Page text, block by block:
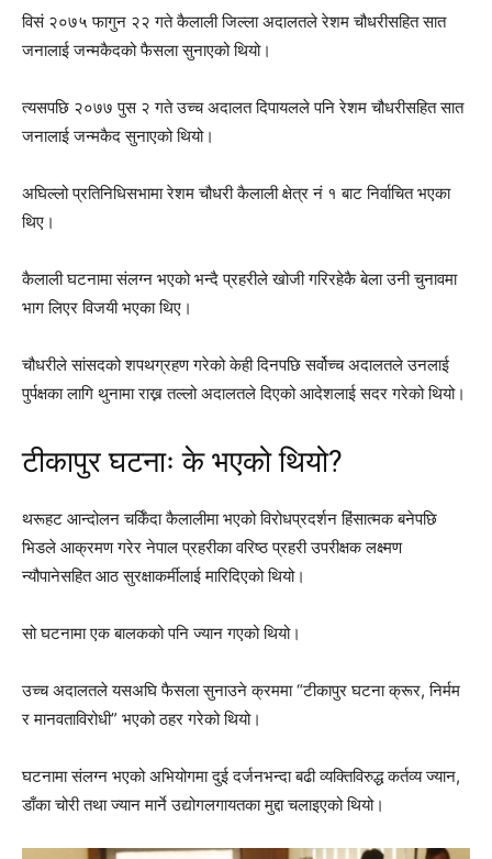
विसं २०७५ फागुन २२ गते कैलाली जिल्ला अदालतले रेशम चौधरीसहित सात
जनालाई जन्मकैदको फैसला सुनाएको थियो।
त्यसपछि २०७७ पुस २ गते उच्च अदालत दिपायलले पनि रेशम चौधरीसहित सात
जनालाई जन्मकैद सुनाएको थियो।
अघिल्लो प्रतिनिधिसभामा रेशम चौधरी कैलाली क्षेत्र नं १ बाट निर्वाचित भएका
थिए।
कैलाली घटनामा संलग्न भएको भन्दै प्रहरीले खोजी गरिरहेकै बेला उनी चुनावमा
भाग लिएर विजयी भएका थिए।
चौधरीले सांसदको शपथग्रहण गरेको केही दिनपछि सर्वोच्च अदालतले उनलाई
पुर्पक्षका लागि थुनामा राख्न तल्लो अदालतले दिएको आदेशलाई सदर गरेको थियो।
टीकापुर घटनाः के भएको थियो?
थरूहट आन्दोलन चर्किँदा कैलालीमा भएको विरोधप्रदर्शन हिंसात्मक बनेपछि
भिडले आक्रमण गरेर नेपाल प्रहरीका वरिष्ठ प्रहरी उपरीक्षक लक्ष्मण
न्यौपानेसहित आठ सुरक्षाकर्मीलाई मारिदिएको थियो।
सो घटनामा एक बालकको पनि ज्यान गएको थियो।
उच्च अदालतले यसअघि फैसला सुनाउने क्रममा “टीकापुर घटना क्रूर, निर्मम
र मानवताविरोधी” भएको ठहर गरेको थियो।
घटनामा संलग्न भएको अभियोगमा दुई दर्जनभन्दा बढी व्यक्तिविरुद्ध कर्तव्य ज्यान,
डाँका चोरी तथा ज्यान मार्ने उद्योगलगायतका मुद्दा चलाइएको थियो।